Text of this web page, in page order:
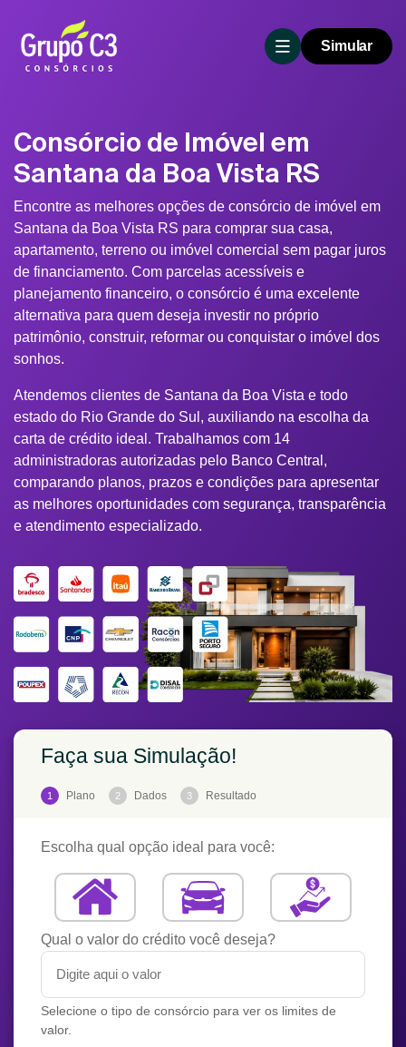
Simular
Consórcio de Imóvel em
Santana da Boa Vista RS
Encontre as melhores opções de consórcio de imóvel em
Santana da Boa Vista RS para comprar sua casa,
apartamento, terreno ou imóvel comercial sem pagar juros
de financiamento. Com parcelas acessíveis e
planejamento financeiro, o consórcio é uma excelente
alternativa para quem deseja investir no próprio
patrimônio, construir, reformar ou conquistar o imóvel dos
sonhos.
Atendemos clientes de Santana da Boa Vista e todo
estado do Rio Grande do Sul, auxiliando na escolha da
carta de crédito ideal. Trabalhamos com 14
administradoras autorizadas pelo Banco Central,
comparando planos, prazos e condições para apresentar
as melhores oportunidades com segurança, transparência
e atendimento especializado.
Faça sua Simulação!
1 Plano 2 Dados 3 Resultado
Escolha qual opção ideal para você:
Qual o valor do crédito você deseja?
Selecione o tipo de consórcio para ver os limites de
valor.